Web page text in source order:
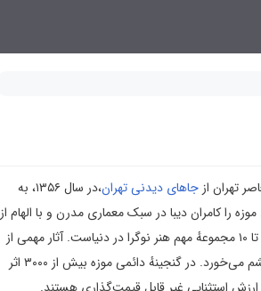
تهران از جاهای دیدنی تهران
،در سال ۱۳۵۶، به
را کامران دیبا در سبک معماری مدرن و با الهام از
بادگیرهای کویری ایران طراحی کرد. این موزه شامل گنجینه‌‌ای شگفت‌انگیز از هنر مدرن و مالک یکی از ۵ تا ۱۰ مجموعهٔ مهم هنر نوگرا در دنیاست. آثار مهمی از
جنبش‌های هیجان‌نمایی انتزاعی، پاپ آرت، مینی‌مالیسم، هنر مفهومی، و فوتورئالیسم در این موزه به چشم می‌خورد. در گنجینهٔ دائمی موزه بیش از ۳۰۰۰ اثر